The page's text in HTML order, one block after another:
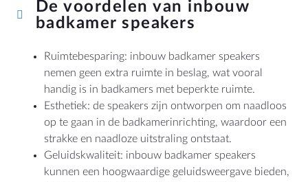
De voordelen van inbouw
badkamer speakers
Ruimtebesparing: inbouw badkamer speakers
nemen geen extra ruimte in beslag, wat vooral
handig is in badkamers met beperkte ruimte.
Esthetiek: de speakers zijn ontworpen om naadloos
op te gaan in de badkamerinrichting, waardoor een
strakke en naadloze uitstraling ontstaat.
Geluidskwaliteit: inbouw badkamer speakers
kunnen een hoogwaardige geluidsweergave bieden,